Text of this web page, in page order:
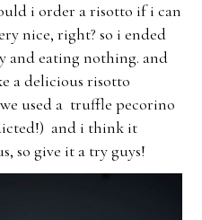
i order a risotto if i can
nice, right? so i ended
and eating nothing. and
a delicious risotto
used a truffle pecorino
and i think it
so give it a try guys!